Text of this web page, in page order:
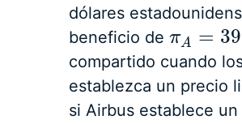
dólares
beneficio de πA =
πA =
compartido cuando
establezca un precio
si Airbus establece